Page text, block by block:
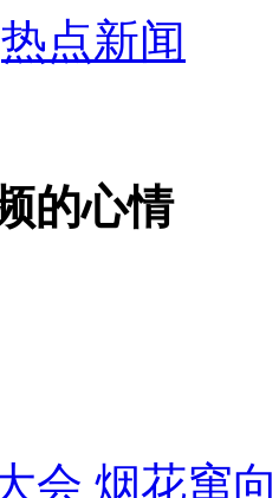
致人员伤亡
司法介入
热点新闻
的心情
会 烟花窜